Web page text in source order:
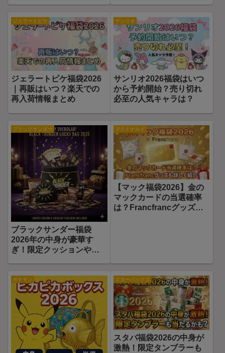
ジェラートピケ
ジェラートピケ福袋2026
｜再販はいつ？楽天での
再入荷情報まとめ
サンリオ
サンリオ2026福袋はいつ
から予約開始？売り切れ
必至の人気キャラは？
ブラックサンダー
ブラックサンダー福袋
2026年の中身が豪華す
ぎ！限定クッションや割
マクドナルド
【マック福袋2026】金の
マックカードの当選確率
は？Francfrancグッズも
ポケモン スターバックス
スタバ福袋2026の中身が
激熱！限定タンブラーも